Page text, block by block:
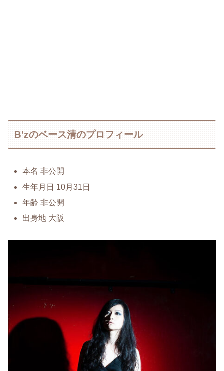
B’zのベース清のプロフィール
本名 非公開
生年月日 10月31日
年齢 非公開
出身地 大阪